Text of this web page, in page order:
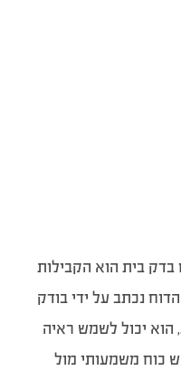
בדק בית הוא הקבילות
נכתב על ידי בודק
יכול לשמש ראיה
כוח משמעותי מול